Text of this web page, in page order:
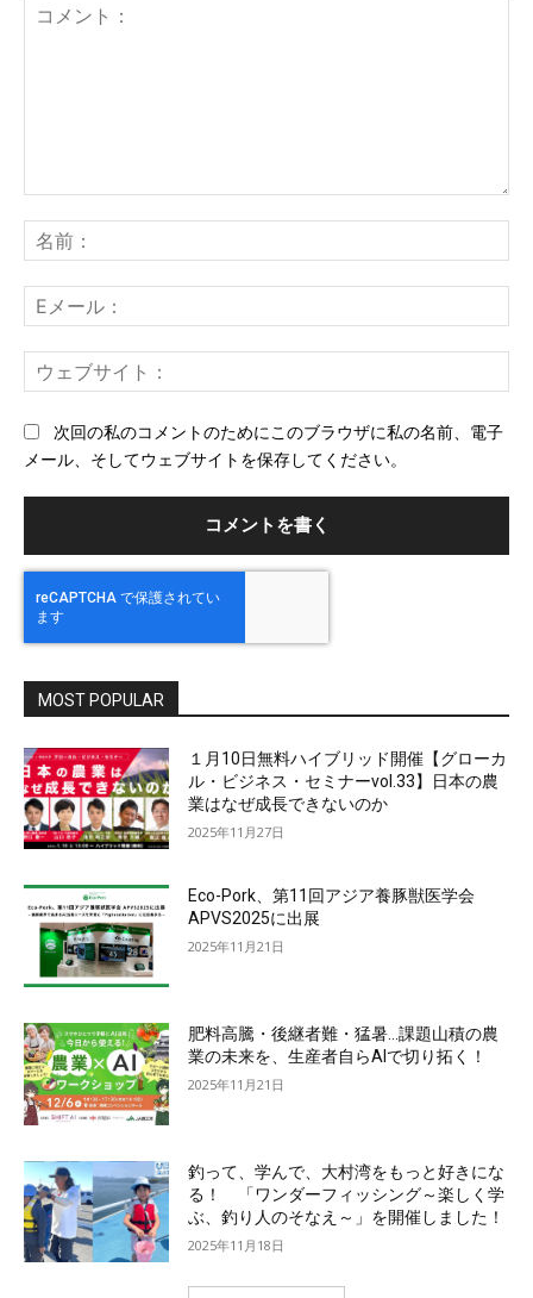
ン
ト：
前
メ
ー
ェ
次回の私のコメントのためにこのブラウザに私の名前、電子
メール、そしてウェブサイトを保存してください。
MOST POPULAR
１月10日無料ハイブリッド開催【グローカ
ル・ビジネス・セミナーvol.33】日本の農
業はなぜ成長できないのか
2025年11月27日
Eco-Pork、第11回アジア養豚獣医学会
APVS2025に出展
2025年11月21日
肥料高騰・後継者難・猛暑…課題山積の農
業の未来を、生産者自らAIで切り拓く！
2025年11月21日
釣って、学んで、大村湾をもっと好きにな
る！ 「ワンダーフィッシング～楽しく学
ぶ、釣り人のそなえ～」を開催しました！
2025年11月18日